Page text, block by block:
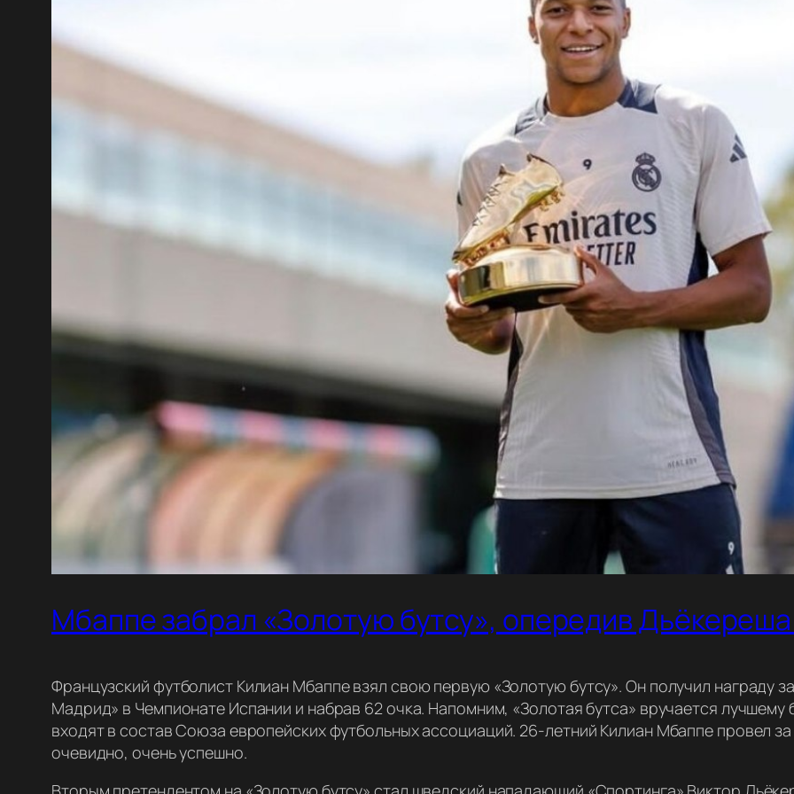
Мбаппе забрал «Золотую бутсу», опередив
Французский футболист Килиан Мбаппе взял свою первую «Золотую бутсу». Он получил награду
Мадрид» в Чемпионате Испании и набрав 62 очка. Напомним, «Золотая бутса» вручается
входят в состав Союза европейских футбольных ассоциаций. 26-летний Килиан Мбаппе провел
очевидно, очень успешно.